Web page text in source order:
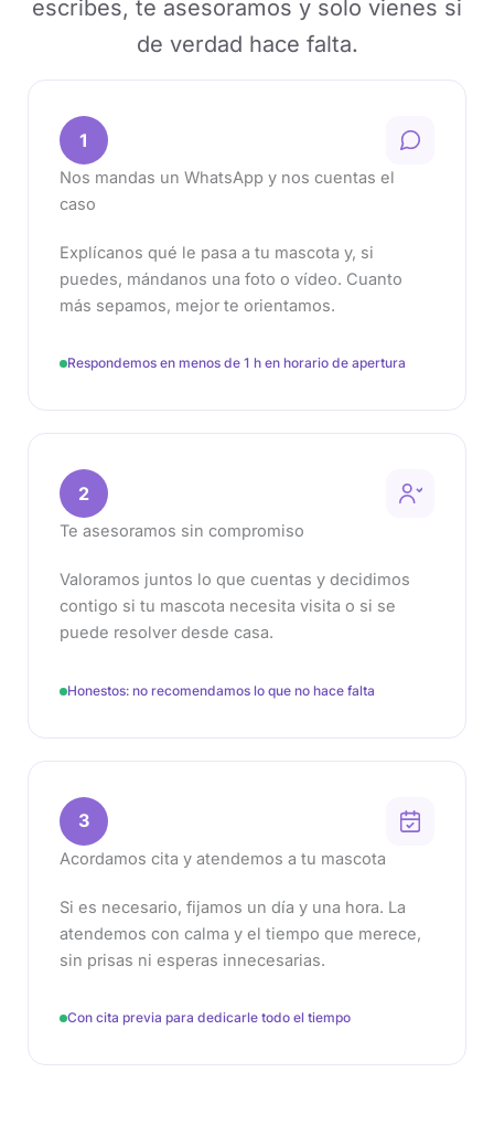
escribes, te asesoramos y solo vienes si
de verdad hace falta.
1
Nos mandas un WhatsApp y nos cuentas el
caso
Explícanos qué le pasa a tu mascota y, si
puedes, mándanos una foto o vídeo. Cuanto
más sepamos, mejor te orientamos.
Respondemos en menos de 1 h en horario de apertura
2
Te asesoramos sin compromiso
Valoramos juntos lo que cuentas y decidimos
contigo si tu mascota necesita visita o si se
puede resolver desde casa.
Honestos: no recomendamos lo que no hace falta
3
Acordamos cita y atendemos a tu mascota
Si es necesario, fijamos un día y una hora. La
atendemos con calma y el tiempo que merece,
sin prisas ni esperas innecesarias.
Con cita previa para dedicarle todo el tiempo